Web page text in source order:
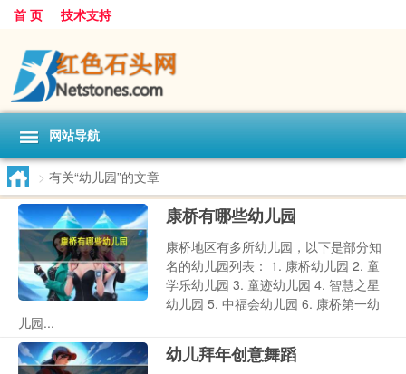
首 页 技术支持
网站导航
> 有关“幼儿园”的文章
康桥有哪些幼儿园
康桥地区有多所幼儿园，以下是部分知
名的幼儿园列表： 1. 康桥幼儿园 2. 童
学乐幼儿园 3. 童迹幼儿园 4. 智慧之星
幼儿园 5. 中福会幼儿园 6. 康桥第一幼
儿园...
幼儿拜年创意舞蹈